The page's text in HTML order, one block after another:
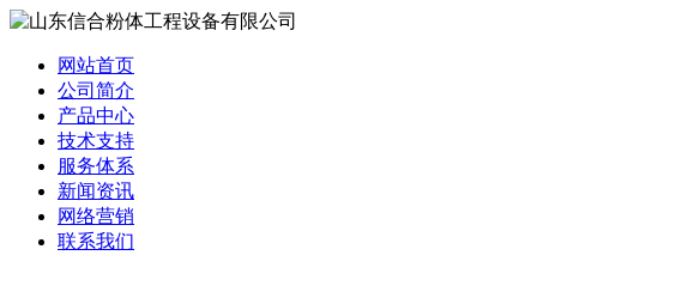
网站首页
公司简介
产品中心
技术支持
服务体系
新闻资讯
网络营销
联系我们